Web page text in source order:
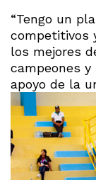
“Tengo un
competitivos
los mejores
campeones
apoyo de la